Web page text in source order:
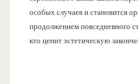
особых случаев и становится
продолжением повседневного
кто ценит эстетическую